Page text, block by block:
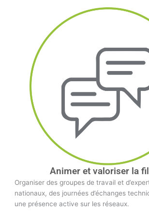
Animer et valoriser la
Organiser des groupes de travail et
nationaux, des journées d’échanges
une présence active sur les réseaux.